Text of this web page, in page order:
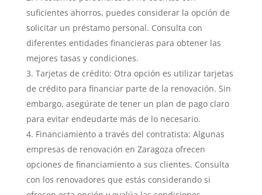
suficientes ahorros, puedes considerar la opción de
solicitar un préstamo personal. Consulta con
diferentes entidades financieras para obtener las
mejores tasas y condiciones.
Tarjetas de crédito: Otra opción es utilizar tarjetas
de crédito para financiar parte de la renovación. Sin
embargo, asegúrate de tener un plan de pago claro
para evitar endeudarte más de lo necesario.
Financiamiento a través del contratista: Algunas
empresas de renovación en Zaragoza ofrecen
opciones de financiamiento a sus clientes. Consulta
con los renovadores que estás considerando si